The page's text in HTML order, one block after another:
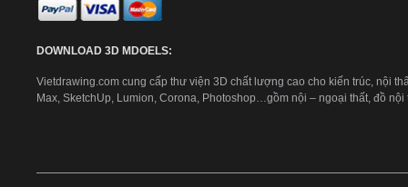
DOWNLOAD 3D MDOELS:
Vietdrawing.com cung cấp thư viện 3D chất lượng cao cho kiến trúc, nội
Max, SketchUp, Lumion, Corona, Photoshop…gồm nội – ngoại thất, đồ nội